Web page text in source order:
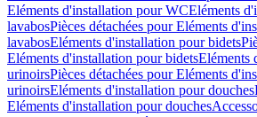
Eléments d'installation pour WCEléments
lavabosPièces détachées pour Eléments
lavabosEléments d'installation pour bidets
Eléments d'installation pour bidetsEléments
urinoirsPièces détachées pour Eléments
urinoirsEléments d'installation pour douches
Eléments d'installation pour douches